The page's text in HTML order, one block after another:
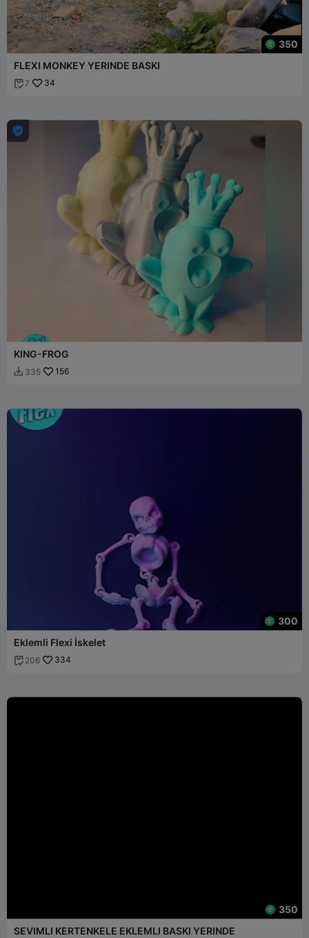
350
FLEXI MONKEY YERINDE BASKI
 7 34

KING-FROG
 335 156
300
Eklemli Flexi İskelet
 206 334
350
SEVIMLI KERTENKELE EKLEMLI BASKI YERINDE